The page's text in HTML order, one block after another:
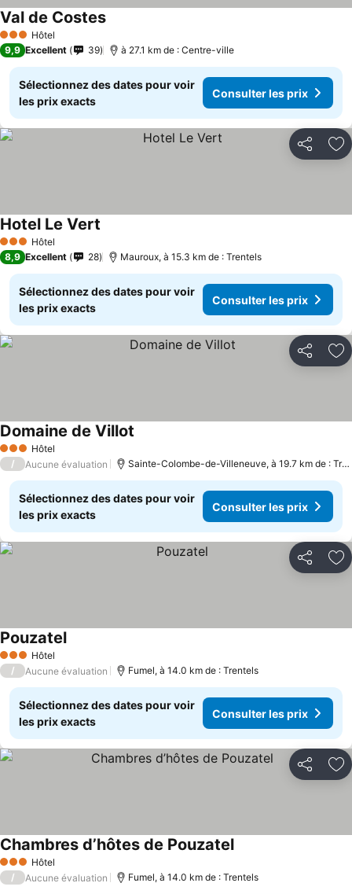
3 ÉtoilesHôtel
Val de Costes
9,9 Excellent 39 à 27.1 km de : Centre-ville
Sélectionnez des dates pour voir
les prix exacts
Consulter les prix
Partager
3 ÉtoilesHôtel
Hotel Le Vert
8,9 Excellent 28 Mauroux, à 15.3 km de : Trentels
Sélectionnez des dates pour voir
les prix exacts
Consulter les prix
Partager
3 ÉtoilesHôtel
Domaine de Villot
/ Aucune évaluation Sainte-Colombe-de-Villeneuve, à 19.7 km de : Trentels
Sélectionnez des dates pour voir
les prix exacts
Consulter les prix
Partager
3 ÉtoilesHôtel
Pouzatel
/ Aucune évaluation Fumel, à 14.0 km de : Trentels
Sélectionnez des dates pour voir
les prix exacts
Consulter les prix
Partager
3 ÉtoilesHôtel
Chambres d’hôtes de Pouzatel
/ Aucune évaluation Fumel, à 14.0 km de : Trentels